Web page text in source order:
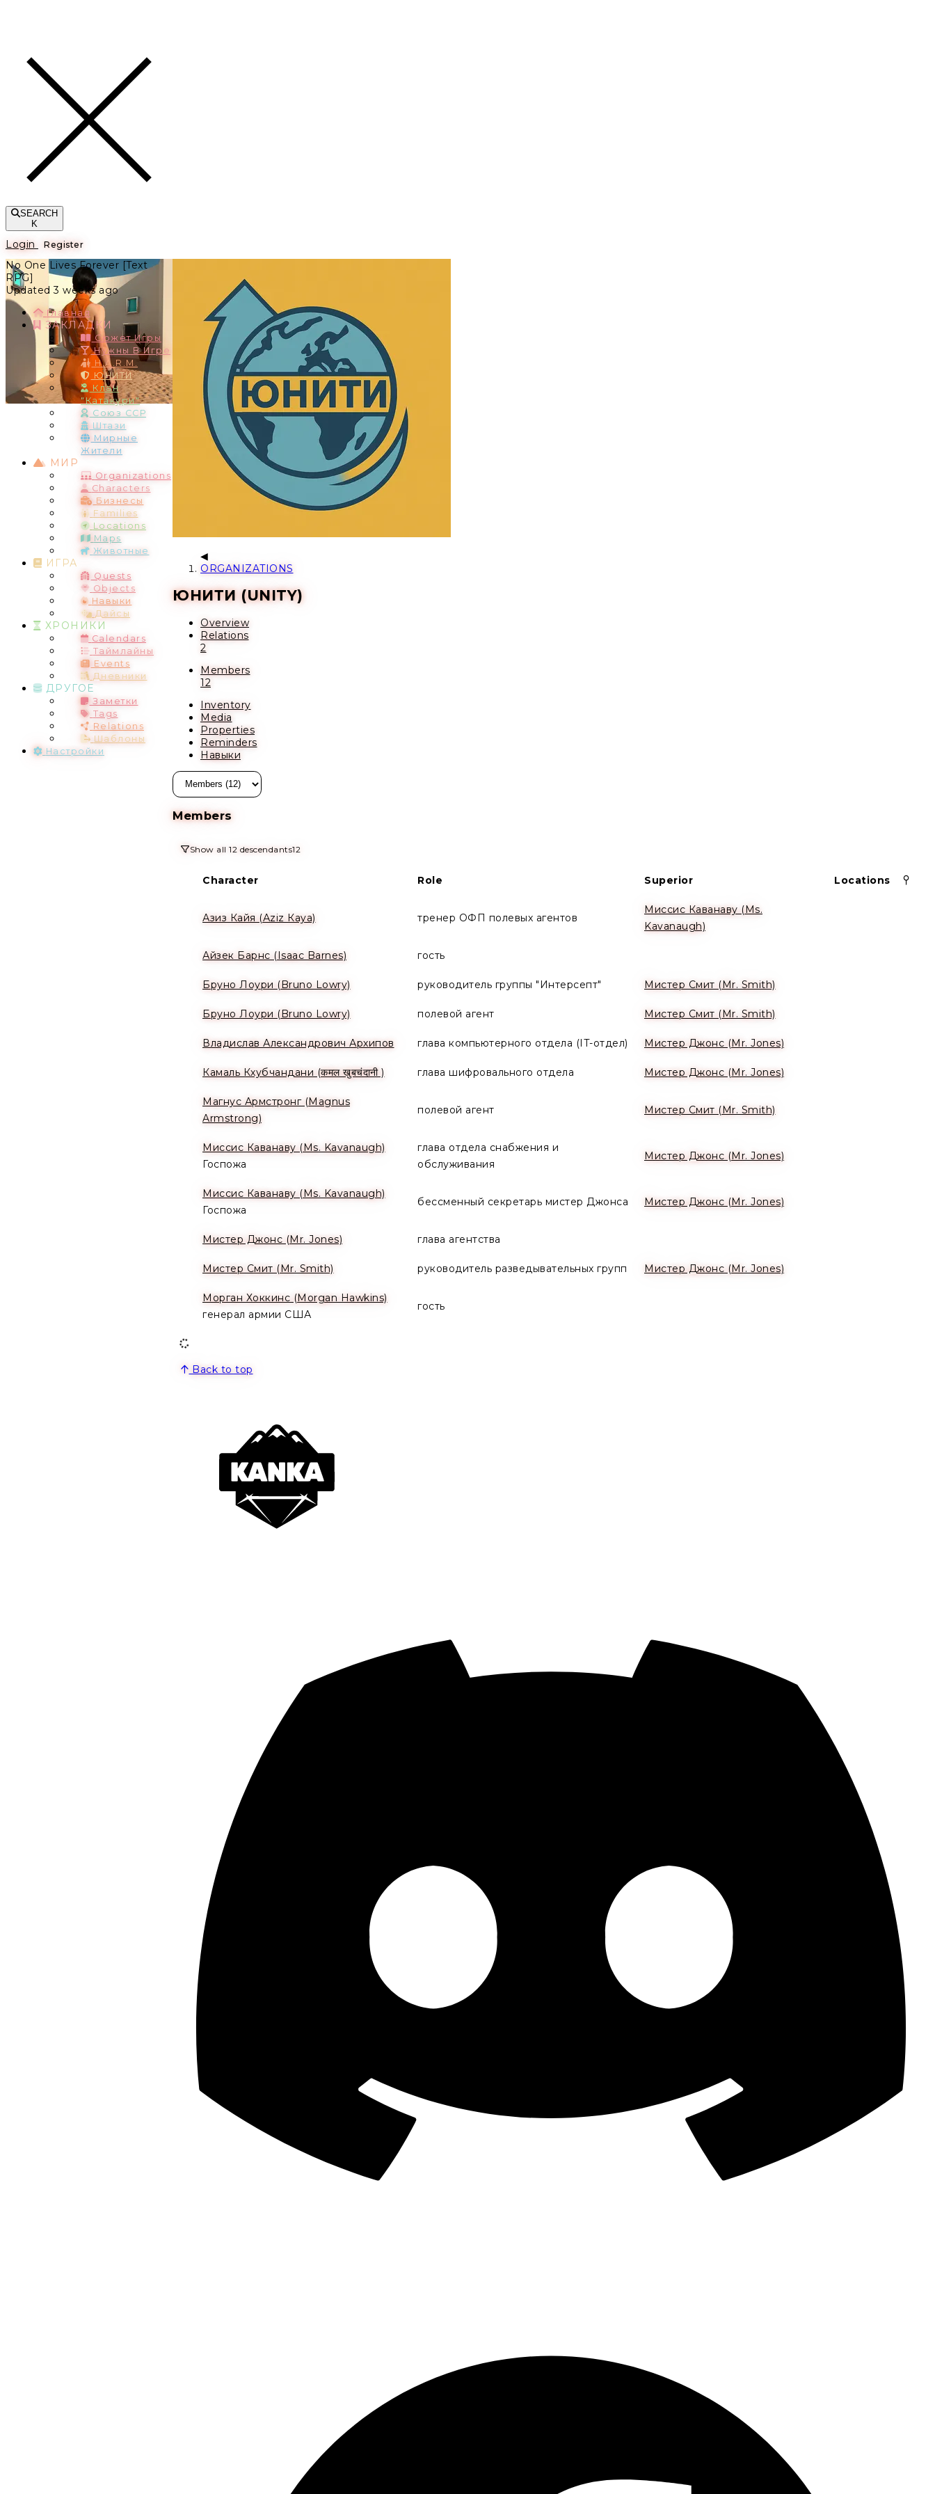
SEARCH
K
Login Register
No One Lives Forever [Text
RPG]
Updated 3 weeks ago
Главная
ЗАКЛАДКИ
Сюжет Игры
Нужны В Игре
H.A.R.M.
ЮНИТИ
Клан
"Катакури"
Союз ССР
Штази
Мирные
Жители
МИР
Organizations
Characters
Бизнесы
Families
Locations
Maps
Животные
ИГРА
Quests
Objects
Навыки
Дайсы
ХРОНИКИ
Calendars
Таймлайны
Events
Дневники
ДРУГОЕ
Заметки
Tags
Relations
Шаблоны
Настройки
ORGANIZATIONS
ЮНИТИ (UNITY)
Overview
Relations
2
Members
12
Inventory
Media
Properties
Reminders
Навыки
Members
Show all 12 descendants12
Character Role Superior Locations
Азиз Кайя (Аziz Кaya) тренер ОФП полевых агентов
Миссис Каванаву (Ms.
Kavanaugh)
Айзек Барнс (Isaac Barnes) гость
Бруно Лоури (Bruno Lowry) руководитель группы "Интерсепт" Мистер Смит (Mr. Smith)
Бруно Лоури (Bruno Lowry) полевой агент Мистер Смит (Mr. Smith)
Владислав Александрович Архипов глава компьютерного отдела (IT-отдел) Мистер Джонс (Mr. Jones)
Камаль Кхубчандани (कमल खुबचंदानी ) глава шифровального отдела Мистер Джонс (Mr. Jones)
Магнус Армстронг (Magnus
Armstrong)
полевой агент Мистер Смит (Mr. Smith)
Миссис Каванаву (Ms. Kavanaugh)
Госпожа
глава отдела снабжения и
обслуживания
Мистер Джонс (Mr. Jones)
Миссис Каванаву (Ms. Kavanaugh)
Госпожа
бессменный секретарь мистер Джонса Мистер Джонс (Mr. Jones)
Мистер Джонс (Mr. Jones) глава агентства
Мистер Смит (Mr. Smith) руководитель разведывательных групп Мистер Джонс (Mr. Jones)
Морган Хоккинс (Morgan Hawkins)
генерал армии США
гость
Back to top